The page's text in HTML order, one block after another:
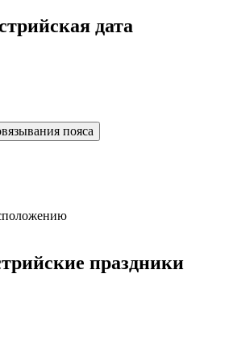
дата
пояса
праздники